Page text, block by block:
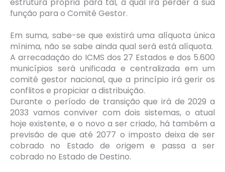
função para o Comitê Gestor.
Em suma, sabe-se que existirá uma alíquota única
mínima, não se sabe ainda qual será está alíquota.
A arrecadação do ICMS dos 27 Estados e dos 5.600
municípios será unificada e centralizada em um
comitê gestor nacional, que a princípio irá gerir os
conflitos e propiciar a distribuição.
Durante o período de transição que irá de 2029 a
2033 vamos conviver com dois sistemas, o atual
hoje existente, e o novo a ser criado, há também a
previsão de que até 2077 o imposto deixa de ser
cobrado no Estado de origem e passa a ser
cobrado no Estado de Destino.